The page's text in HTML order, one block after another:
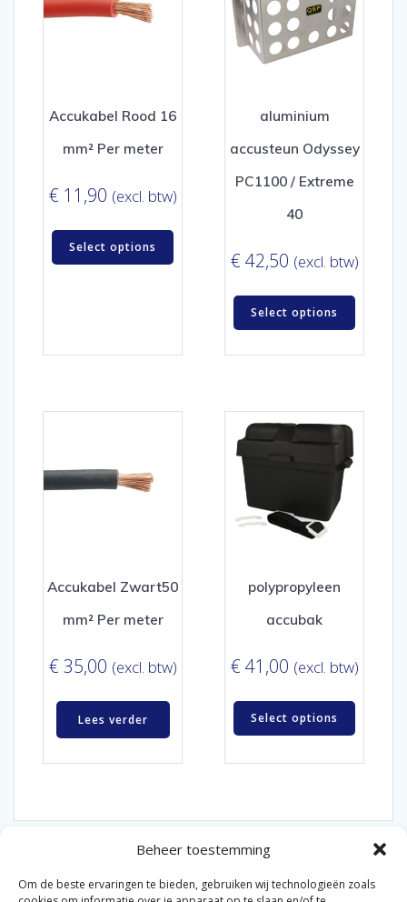
Beheer toestemming
Om de beste ervaringen te bieden, gebruiken wij technologieën zoals
Accukabel Rood 16
mm² Per meter
€ 11,90 (excl. btw)
Select options
aluminium
accusteun Odyssey
PC1100 / Extreme
40
€ 42,50 (excl. btw)
Select options
Accukabel Zwart50
mm² Per meter
€ 35,00 (excl. btw)
Lees verder
polypropyleen
accubak
€ 41,00 (excl. btw)
Select options